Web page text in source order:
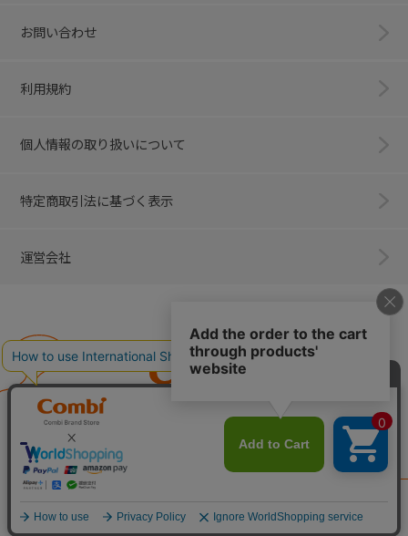
お問い合わせ
利用規約
個人情報の取り扱いについて
特定商取引法に基づく表示
運営会社
子育てに、イノベーションを。
ベビー用品のコンビ株式会社
All Right Reserved. Copyright © Combi Corporation.